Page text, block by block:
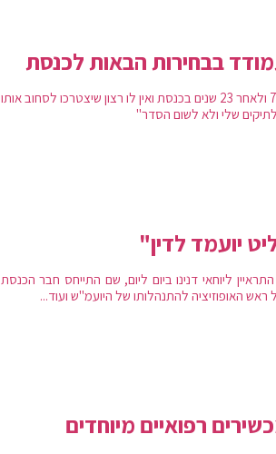
בבחירות הבאות לכנסת
לטענתו סיפר ליצמן כי הוא כבר בן 74 ולאחר 23 שנים בכנסת ואין לו רצון שיצטרכו לסחוב אותו
שלי ולא לשום הסדר"
יועמד לדין"
ליוחאי דנינו ביום ליום, שם התייחס חבר הכנסת
האופוזיציה להתנהלותו של היועמ"ש ועוד...
רפואיים מיוחדים